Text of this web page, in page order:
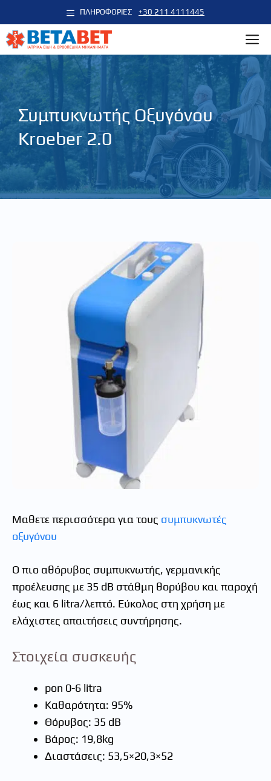
σε
περιεχόμενο
+30 211 4111445
ΠΛΗΡΟΦΟΡΙΕΣ
Συμπυκνωτής Οξυγόνου
Kroeber 2.0
Μαθετε περισσότερα για τους συμπυκνωτές
οξυγόνου
Ο πιο αθόρυβος συμπυκνωτής, γερμανικής
προέλευσης με 35 dB στάθμη θορύβου και παροχή
έως και 6 litra/λεπτό. Εύκολος στη χρήση με
ελάχιστες απαιτήσεις συντήρησης.
Στοιχεία συσκευής
pon 0-6 litra
Καθαρότητα: 95%
Θόρυβος: 35 dB
Βάρος: 19,8kg
Διαστάσεις: 53,5×20,3×52